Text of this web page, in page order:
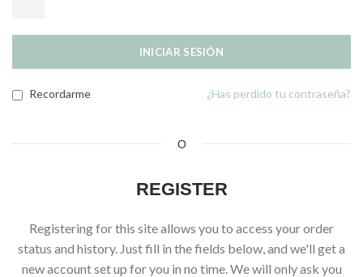
INICIAR SESIÓN
¿Has perdido tu contraseña?
Recordarme
O
REGISTER
Registering for this site allows you to access your order
status and history. Just fill in the fields below, and we'll get a
new account set up for you in no time. We will only ask you